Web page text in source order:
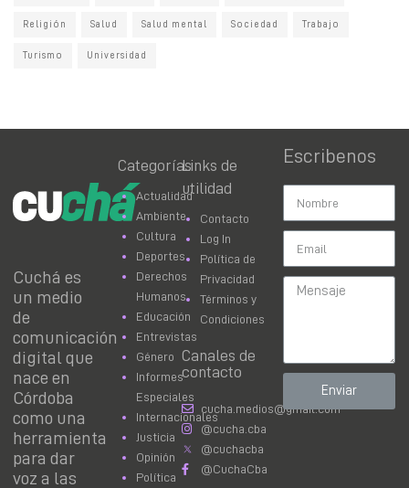
Religión Salud Salud mental Sociedad Trabajo
Turismo Universidad
Cuchá es
un medio
de
comunicación
digital que
nace en
Córdoba
como una
herramienta
para dar
voz a las
Categorías
Actualidad
Ambiente
Cultura
Deportes
Derechos
Humanos
Educación
Entrevistas
Género
Informes
Especiales
Internacionales
Justicia
Opinión
Política
Links de
utilidad
Contacto
Log In
Política de
Privacidad
Términos y
Condiciones
Canales de
contacto
cucha.medios@gmail.com
@cucha.cba
@cuchacba
@CuchaCba
Escribenos
Enviar